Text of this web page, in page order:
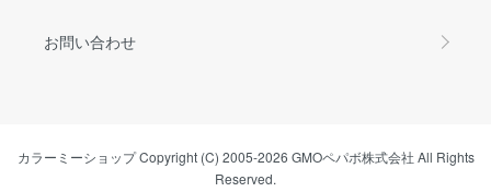
お問い合わせ
カラーミーショップCopyright (C) 2005-2026 GMOペパボ株式会社 All Rights
Reserved.